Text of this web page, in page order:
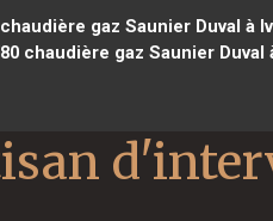
gaz Saunier Duval à
chaudière gaz Saunier Duval